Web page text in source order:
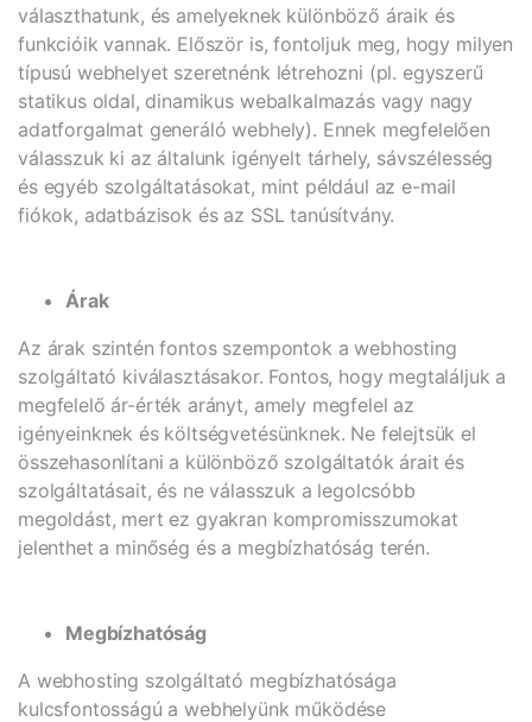
választhatunk, és amelyeknek különböző áraik és
funkcióik vannak. Először is, fontoljuk meg, hogy milyen
típusú webhelyet szeretnénk létrehozni (pl. egyszerű
statikus oldal, dinamikus webalkalmazás vagy nagy
adatforgalmat generáló webhely). Ennek megfelelően
válasszuk ki az általunk igényelt tárhely, sávszélesség
és egyéb szolgáltatásokat, mint például az e-mail
fiókok, adatbázisok és az SSL tanúsítvány.
Árak
Az árak szintén fontos szempontok a webhosting
szolgáltató kiválasztásakor. Fontos, hogy megtaláljuk a
megfelelő ár-érték arányt, amely megfelel az
igényeinknek és költségvetésünknek. Ne felejtsük el
összehasonlítani a különböző szolgáltatók árait és
szolgáltatásait, és ne válasszuk a legolcsóbb
megoldást, mert ez gyakran kompromisszumokat
jelenthet a minőség és a megbízhatóság terén.
Megbízhatóság
A webhosting szolgáltató megbízhatósága
kulcsfontosságú a webhelyünk működése